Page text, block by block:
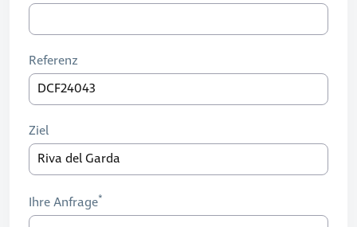
Referenz
Ziel
Ihre Anfrage